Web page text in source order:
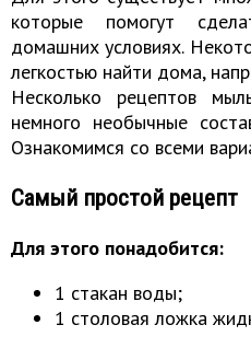
которые помогут
домашних условиях.
легкостью найти дома,
Несколько рецептов
немного необычные
Ознакомимся со всеми
Самый простой рецепт
Для этого понадобится:
1 стакан воды;
1 столовая ложка